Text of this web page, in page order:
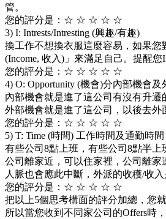
管。
您的評分是：☆ ☆ ☆ ☆ ☆
3) I: Intrests/Intresting (興趣/有趣)
換工作不想換衣服這麼容易，如果
(Income, 收入)」來滿足自己。提醒您
您的評分是：☆ ☆ ☆ ☆ ☆
4) O: Opportunity (機會)分內部機會及
內部機會就是進了這公司有沒有升
外部機會就是進了這公司，以後去外
您的評分是：☆ ☆ ☆ ☆ ☆
5) T: Time (時間) 工作時間及通勤時間
有些公司8點上班，有些公司8點半
公司離家近，可以住家裡，公司離
人脈也會應此中斷，外派的收穫/收
您的評分是：☆ ☆ ☆ ☆ ☆
把以上5個思考構面的評分加總，您
所以當您收到不同家公司的Offers時